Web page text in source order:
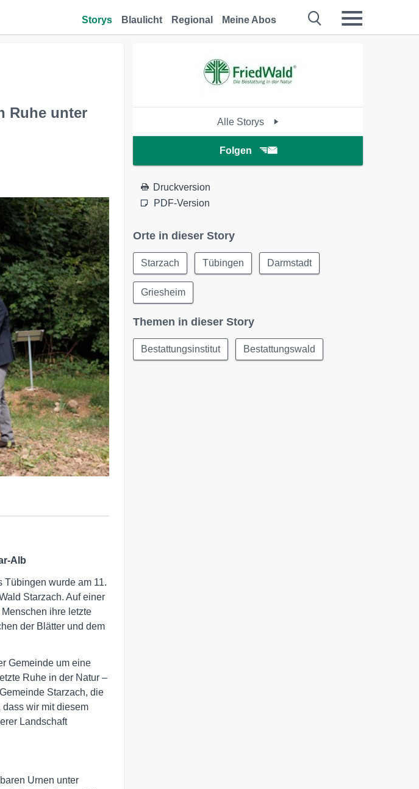
Storys Blaulicht Regional Meine Abos
Ruhe unter
Alb
Tübingen wurde am 11.
Starzach. Auf einer
ihre letzte
der Blätter und dem
Gemeinde um eine
Ruhe in der Natur –
Starzach, die
dass wir mit diesem
Landschaft
Urnen unter
Alle Storys
Folgen
Druckversion
PDF-Version
Orte in dieser Story
Starzach Tübingen Darmstadt
Griesheim
Themen in dieser Story
Bestattungsinstitut Bestattungswald